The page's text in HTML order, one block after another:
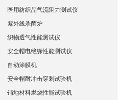
医用纺织品气流阻力测试仪
紫外线杀菌炉
织物透气性能测试仪
安全帽电绝缘性能测试仪
自动涂膜机
安全帽耐冲击穿刺试验机
铺地材料燃烧性能试验机